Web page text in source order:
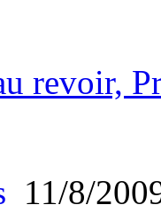
revoir,
11/8/